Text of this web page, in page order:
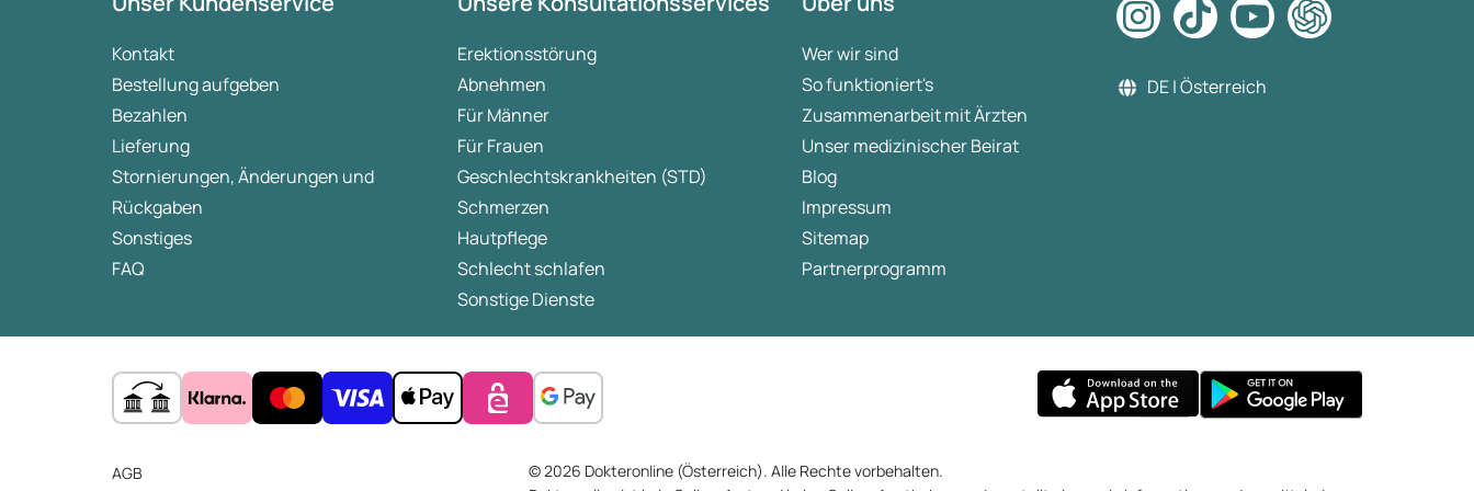
Kontakt
Bestellung aufgeben
Bezahlen
Lieferung
Stornierungen, Änderungen und
Rückgaben
Sonstiges
FAQ
Erektionsstörung
Abnehmen
Für Männer
Für Frauen
Geschlechtskrankheiten (STD)
Schmerzen
Hautpflege
Schlecht schlafen
Sonstige Dienste
Wer wir sind
So funktioniert's
Zusammenarbeit mit Ärzten
Unser medizinischer Beirat
Blog
Impressum
Sitemap
Partnerprogramm
DE | Österreich
AGB
© 2026 Dokteronline (Österreich). Alle Rechte vorbehalten.